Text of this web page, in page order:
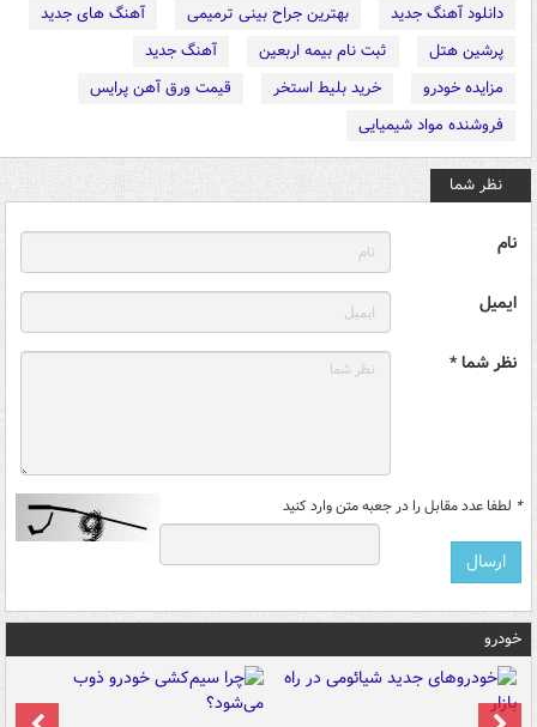
دانلود آهنگ جدید
بهترین جراح بینی ترمیمی
آهنگ های جدید
پرشین هتل
ثبت نام بیمه اربعین
آهنگ جدید
مزایده خودرو
خرید بلیط استخر
قیمت ورق آهن پرایس
فروشنده مواد شیمیایی
نظر شما
نام
ایمیل
نظر شما *
* لطفا عدد مقابل را در جعبه متن وارد کنید
خودرو